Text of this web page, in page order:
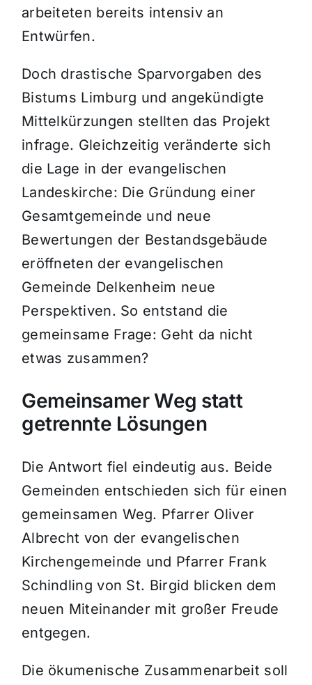
arbeiteten bereits intensiv an
Entwürfen.
Doch drastische Sparvorgaben des
Bistums Limburg und angekündigte
Mittelkürzungen stellten das Projekt
infrage. Gleichzeitig veränderte sich
die Lage in der evangelischen
Landeskirche: Die Gründung einer
Gesamtgemeinde und neue
Bewertungen der Bestandsgebäude
eröffneten der evangelischen
Gemeinde Delkenheim neue
Perspektiven. So entstand die
gemeinsame Frage: Geht da nicht
etwas zusammen?
Gemeinsamer Weg statt
getrennte Lösungen
Die Antwort fiel eindeutig aus. Beide
Gemeinden entschieden sich für einen
gemeinsamen Weg. Pfarrer Oliver
Albrecht von der evangelischen
Kirchengemeinde und Pfarrer Frank
Schindling von St. Birgid blicken dem
neuen Miteinander mit großer Freude
entgegen.
Die ökumenische Zusammenarbeit soll